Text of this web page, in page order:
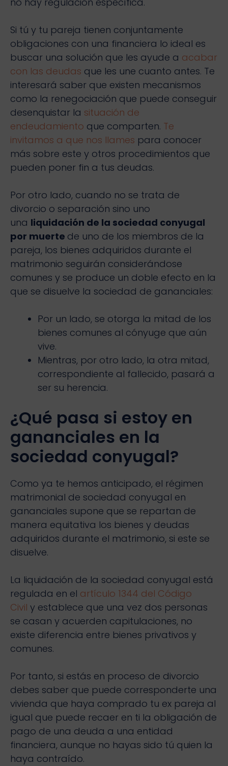
Si tú y tu pareja tienen conjuntamente
obligaciones con una financiera lo ideal es
buscar una solución que les ayude a acabar
con las deudas que les une cuanto antes. Te
interesará saber que existen mecanismos
como la renegociación que puede conseguir
desenquistar la situación de
endeudamiento que comparten. Te
invitamos a que nos llames para conocer
más sobre este y otros procedimientos que
pueden poner fin a tus deudas.
Por otro lado, cuando no se trata de
divorcio o separación sino uno
una liquidación de la sociedad conyugal
por muerte de uno de los miembros de la
pareja, los bienes adquiridos durante el
matrimonio seguirán considerándose
comunes y se produce un doble efecto en la
que se disuelve la sociedad de gananciales:
Por un lado, se otorga la mitad de los
bienes comunes al cónyuge que aún
vive.
Mientras, por otro lado, la otra mitad,
correspondiente al fallecido, pasará a
ser su herencia.
¿Qué pasa si estoy en
gananciales en la
sociedad conyugal?
Como ya te hemos anticipado, el régimen
matrimonial de sociedad conyugal en
gananciales supone que se repartan de
manera equitativa los bienes y deudas
adquiridos durante el matrimonio, si este se
disuelve.
La liquidación de la sociedad conyugal está
regulada en el artículo 1344 del Código
Civil y establece que una vez dos personas
se casan y acuerden capitulaciones, no
existe diferencia entre bienes privativos y
comunes.
Por tanto, si estás en proceso de divorcio
debes saber que puede corresponderte una
vivienda que haya comprado tu ex pareja al
igual que puede recaer en ti la obligación de
pago de una deuda a una entidad
financiera, aunque no hayas sido tú quien la
haya contraído.